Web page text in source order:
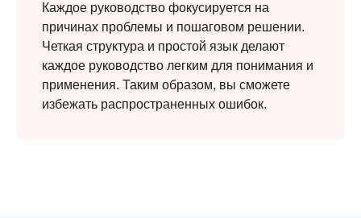
Каждое руководство фокусируется на
причинах проблемы и пошаговом решении.
Четкая структура и простой язык делают
каждое руководство легким для понимания и
применения. Таким образом, вы сможете
избежать распространенных ошибок.